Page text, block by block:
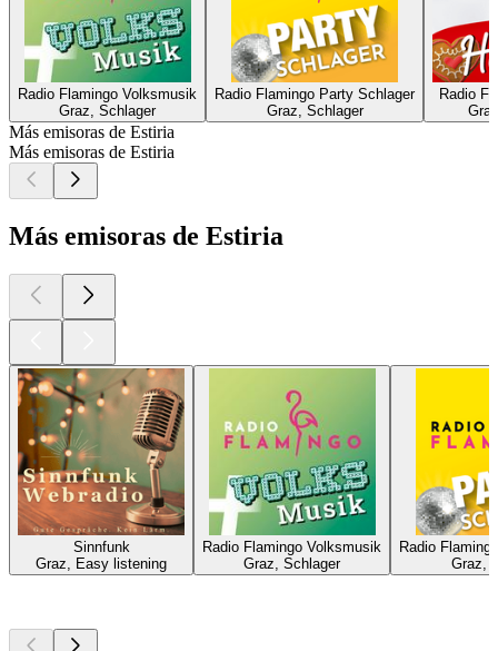
Radio Flamingo Volksmusik
Graz, Schlager
Radio Flamingo Party Schlager
Graz, Schlager
Radio
Más emisoras de Estiria
Más emisoras de Estiria
Más emisoras de Estiria
Sinnfunk
Graz, Easy listening
Radio Flamingo Volksmusik
Graz, Schlager
Radio
Graz,